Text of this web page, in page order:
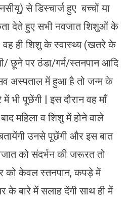
से डिस्चार्ज हुए बच्चों या
देते हुए सभी नवजात शिशुओं के
| वह ही शिशु के स्वास्थ्य (खतरे के
छूने पर ठंडा/गर्म/स्तनपान आदि
अस्पताल में हुआ है तो जन्म के
पूछेंगी | इस दौरान वह माँ
महिला व शिशु में होने वाले
उनसे पूछेंगी और इस बात
को संदर्भन की जरूरत तो
को केवल स्तनपान, कपड़े में
बारे में सलाह देंगी साथ ही में